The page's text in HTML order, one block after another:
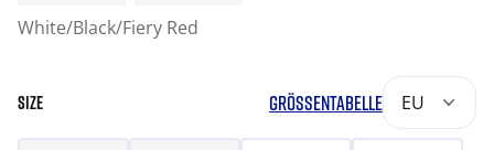
White/Black/Fiery Red
SIZE GRÖSSENTABELLE EU